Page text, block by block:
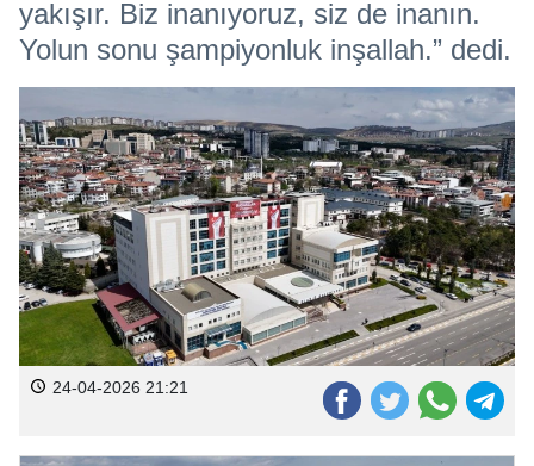
yakışır. Biz inanıyoruz, siz de inanın.
Yolun sonu şampiyonluk inşallah.” dedi.
24-04-2026 21:21